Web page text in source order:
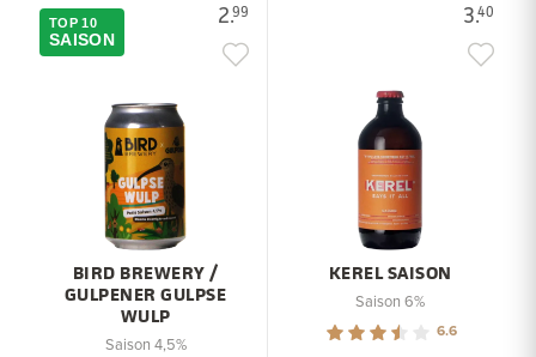
2.99
TOP 10
SAISON
BIRD BREWERY /
GULPENER GULPSE
WULP
Saison 4,5%
3.40
KEREL SAISON
Saison 6%
6.6